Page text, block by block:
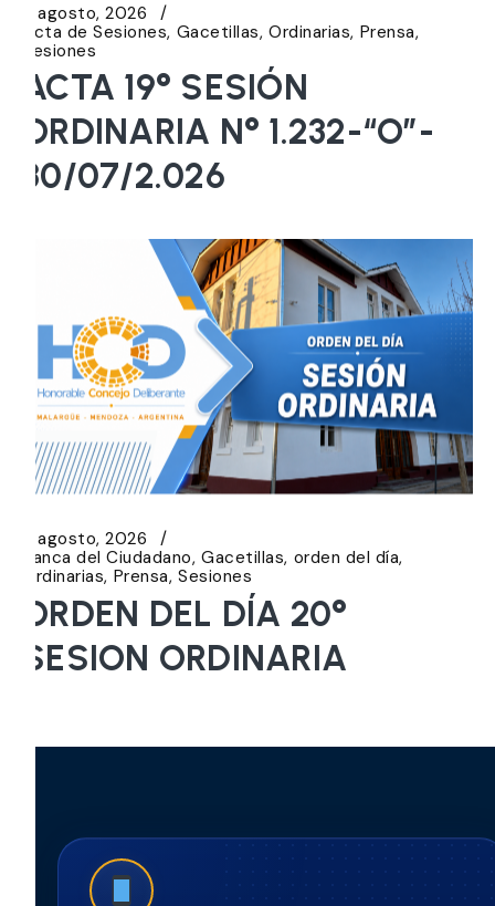
5 agosto, 2026
Acta de Sesiones Gacetillas Ordinarias Prensa
Sesiones
ACTA 19° SESIÓN
ORDINARIA N° 1.232-“O”-
30/07/2.026
5 agosto, 2026
Banca del Ciudadano Gacetillas orden del día
Ordinarias Prensa Sesiones
ORDEN DEL DÍA 20°
SESION ORDINARIA